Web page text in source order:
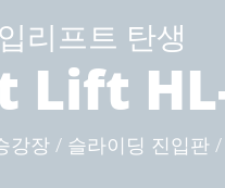
리프트 탄생
Lift
강장 / 슬라이딩 진입판